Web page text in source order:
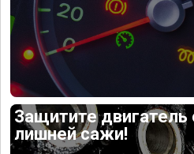
Защитите двигатель
лишней сажи!